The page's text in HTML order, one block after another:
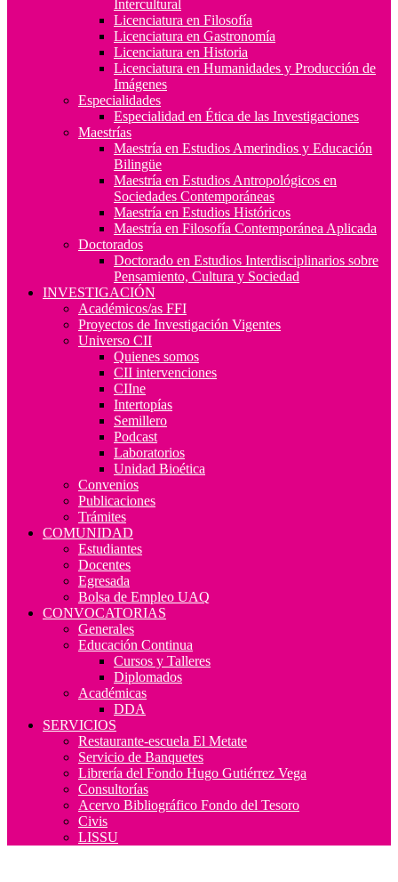
Intercultural
Licenciatura en Filosofía
Licenciatura en Gastronomía
Licenciatura en Historia
Licenciatura en Humanidades y Producción de
Imágenes
Especialidades
Especialidad en Ética de las Investigaciones
Maestrías
Maestría en Estudios Amerindios y Educación
Bilingüe
Maestría en Estudios Antropológicos en
Sociedades Contemporáneas
Maestría en Estudios Históricos
Maestría en Filosofía Contemporánea Aplicada
Doctorados
Doctorado en Estudios Interdisciplinarios sobre
Pensamiento, Cultura y Sociedad
INVESTIGACIÓN
Académicos/as FFI
Proyectos de Investigación Vigentes
Universo CII
Quienes somos
CII intervenciones
CIIne
Intertopías
Semillero
Podcast
Laboratorios
Unidad Bioética
Convenios
Publicaciones
Trámites
COMUNIDAD
Estudiantes
Docentes
Egresada
Bolsa de Empleo UAQ
CONVOCATORIAS
Generales
Educación Continua
Cursos y Talleres
Diplomados
Académicas
DDA
SERVICIOS
Restaurante-escuela El Metate
Servicio de Banquetes
Librería del Fondo Hugo Gutiérrez Vega
Consultorías
Acervo Bibliográfico Fondo del Tesoro
Civis
LISSU